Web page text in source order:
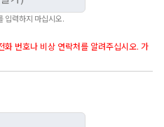
입력하지 마십시오.
화 번호나 비상 연락처를 알려주십시오. 가